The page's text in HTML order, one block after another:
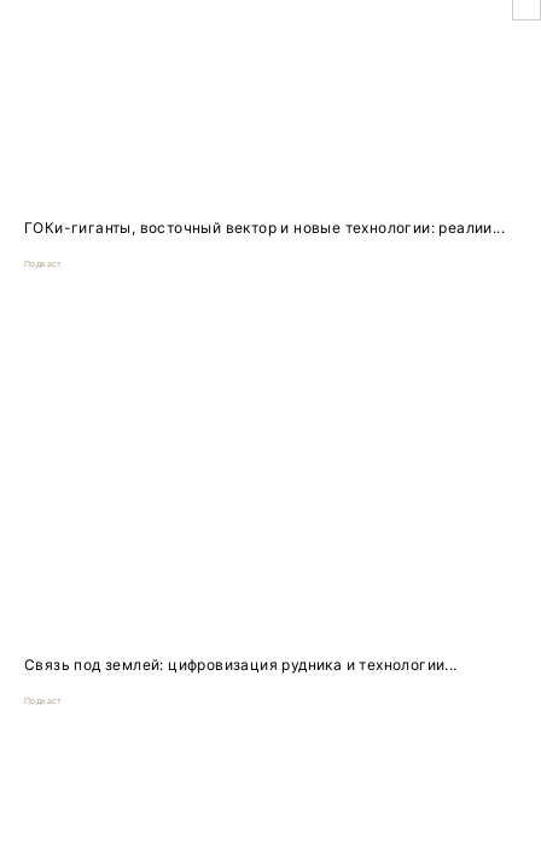
ГОКи-гиганты, восточный вектор и новые технологии: реалии...
Подкаст
Связь под землей: цифровизация рудника и технологии...
Подкаст